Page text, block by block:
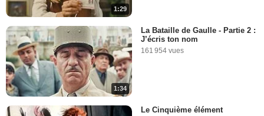
1:29
1:34
La Bataille de Gaulle - Partie 2 :
J’écris ton nom
161 954 vues
Le Cinquième élément